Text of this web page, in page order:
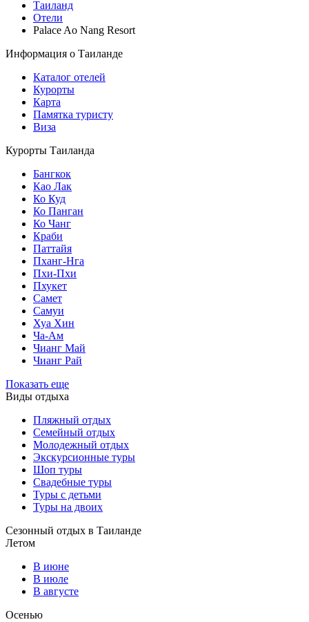
Таиланд
Отели
Palace Ao Nang Resort
Информация о Таиланде
Каталог отелей
Курорты
Карта
Памятка туристу
Виза
Курорты Таиланда
Бангкок
Као Лак
Ко Куд
Ко Панган
Ко Чанг
Краби
Паттайя
Пханг-Нга
Пхи-Пхи
Пхукет
Самет
Самуи
Хуа Хин
Ча-Ам
Чианг Май
Чианг Рай
Показать еще
Виды отдыха
Пляжный отдых
Семейный отдых
Молодежный отдых
Экскурсионные туры
Шоп туры
Свадебные туры
Туры с детьми
Туры на двоих
Сезонный отдых в Таиланде
Летом
В июне
В июле
В августе
Осенью